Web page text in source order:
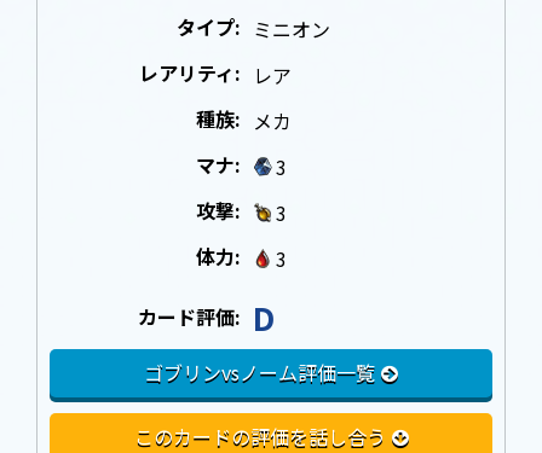
タイプ: ミニオン
レアリティ: レア
種族: メカ
マナ:
3
攻撃:
3
体力:
3
カード評価: D
ゴブリンvsノーム評価一覧
このカードの評価を話し合う